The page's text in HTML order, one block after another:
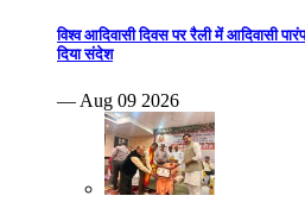
विश्व आदिवासी दिवस पर रैली में आदिवासी
दिया संदेश
— Aug 09 2026